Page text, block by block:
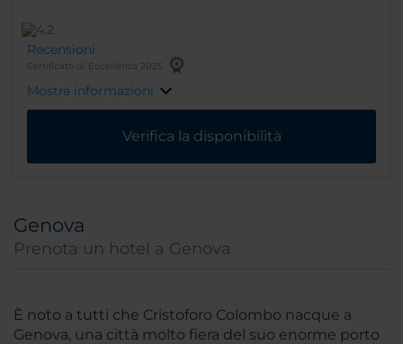
Recensioni
Certificato di Eccellenza 2025
Mostra informazioni
Verifica la disponibilità
Genova
Prenota un hotel a Genova
È noto a tutti che Cristoforo Colombo nacque a
Genova, una città molto fiera del suo enorme porto